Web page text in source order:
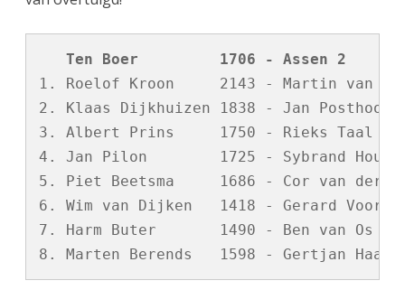
Ten Boer         1706 - Assen 2
1. Roelof Kroon     2143 - Martin van
2. Klaas Dijkhuizen 1838 - Jan
3. Albert Prins     1750 - Rieks Taal
4. Jan Pilon        1725 - Sybrand
5. Piet Beetsma     1686 - Cor van der
6. Wim van Dijken   1418 - Gerard
7. Harm Buter       1490 - Ben van Os